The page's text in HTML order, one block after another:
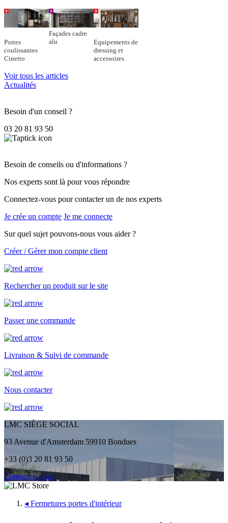
Portes
coulissantes
Cinetto
Façades cadre
alu
Equipements de
dressing et
accessoires
Voir tous les articles
Actualités
Besoin d'un conseil ?
03 20 81 93 50
Besoin de conseils ou d'informations ?
Nos experts sont là pour vous répondre
Connectez-vous pour contacter un de nos experts
Je crée un compte Je me connecte
Sur quel sujet pouvons-nous vous aider ?
Créer / Gérer mon compte client
Rechercher un produit sur le site
Passer une commande
Livraison & Suivi de commande
Nous contacter
LMC SIÈGE SOCIAL
93 Avenue d'Amsterdam 59910 Bondues
+33 (0)3 20 81 93 50
Contactez-nous
◂ Fermetures portes d'intérieur